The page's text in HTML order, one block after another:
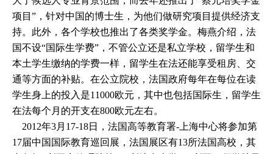
项目”，针对中国的博士生，为他们做研究项目提供经济支
持。此外，各个学校也推出了各类奖学金。梅燕介绍，法
国不设“国际生学费”，不管公立还是私立学校，留学生和
本土学生缴纳的学费一样，留学生在法还能享受租房、交
通等方面的补贴。在公立院校，法国政府每年在每位在读
学生身上的投入是11000欧元，其中也包括国际生，留学生
在法每个月的开支在800欧元左右。
2012年3月17-18日，法国高等教育署-上海中心将参加第
17届中国国际教育巡回展，法国展区有13所法国高校，其